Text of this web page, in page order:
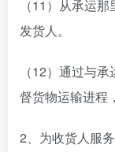
（11）从承运
发货人。
（12）通过与
督货物运输进程
2、为收货人服务